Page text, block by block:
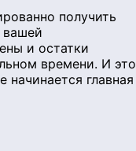
получить
вашей
и остатки
времени. И это
главная